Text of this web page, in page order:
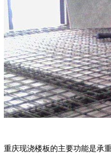
重庆现浇楼板的主要功能是承